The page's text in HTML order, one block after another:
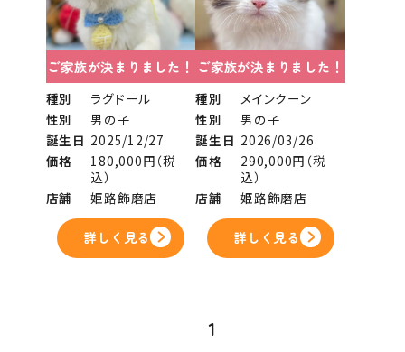
ご家族が決まりました！
種別
ラグドール
性別
男の子
誕生日 2025/12/27
価格
180,000円（税
込）
店舗
姫路飾磨店
詳しく見る
ご家族が決まりました！
種別
メインクーン
性別
男の子
誕生日 2026/03/26
価格
290,000円（税
込）
店舗
姫路飾磨店
詳しく見る
1